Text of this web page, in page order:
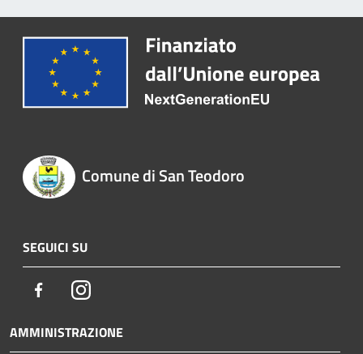
Comune di San Teodoro
SEGUICI SU
FacebookInstagram
AMMINISTRAZIONE